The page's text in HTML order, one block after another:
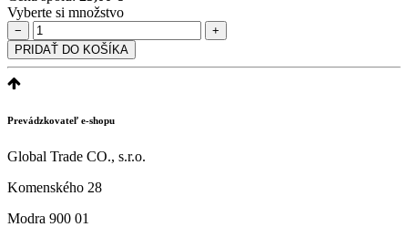
Vyberte si množstvo
−
+
PRIDAŤ DO KOŠÍKA
Prevádzkovateľ e-shopu
Global Trade CO., s.r.o.
Komenského 28
Modra 900 01